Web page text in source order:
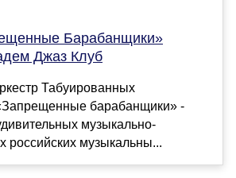
Барабанщики»
Джаз Клуб
Табуированных
барабанщики» -
музыкально-
российских музыкальны...